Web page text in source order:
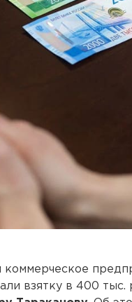
взятку в 400